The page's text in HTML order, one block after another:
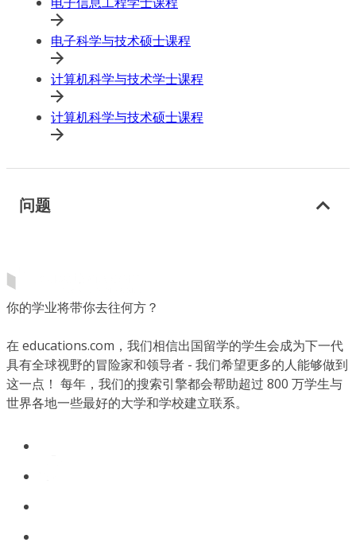
电子科学与技术硕士课程
计算机科学与技术学士课程
计算机科学与技术硕士课程
问题
你的学业将带你去往何方？
在 educations.com，我们相信出国留学的学生会成为下一代
具有全球视野的冒险家和领导者 - 我们希望更多的人能够做到
这一点！ 每年，我们的搜索引擎都会帮助超过 800 万学生与
世界各地一些最好的大学和学校建立联系。